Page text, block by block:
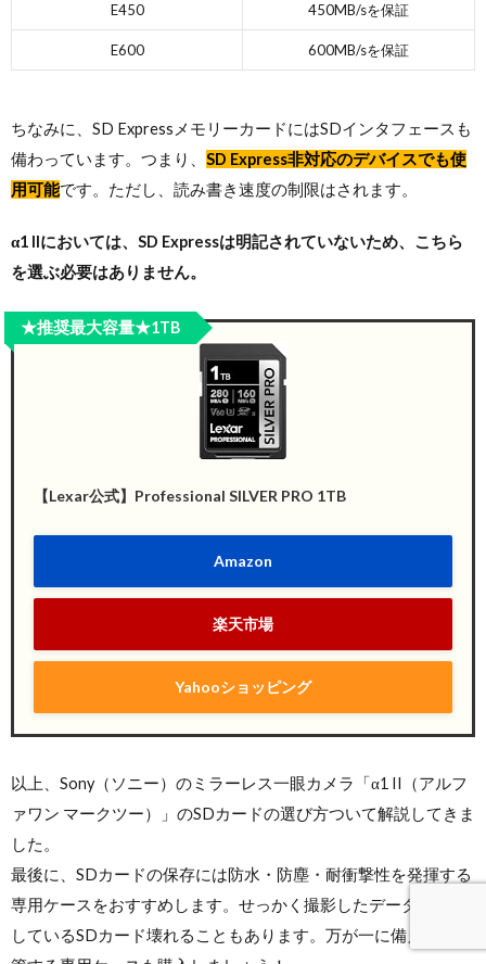
E450 450MB/sを保証
E600 600MB/sを保証
ちなみに、SD ExpressメモリーカードにはSDインタフェースも
備わっています。つまり、 SD Express非対応のデバイスでも使
用可能です。ただし、読み書き速度の制限はされます。
α1 IIにおいては、SD Expressは明記されていないため、こちら
を選ぶ必要はありません。
【Lexar公式】Professional SILVER PRO 1TB
Amazon
楽天市場
Yahooショッピング
★推奨最大容量★1TB
以上、Sony（ソニー）のミラーレス一眼カメラ「α1 II（アルフ
ァワン マークツー）」のSDカードの選び方ついて解説してきま
した。
最後に、SDカードの保存には防水・防塵・耐衝撃性を発揮する
専用ケースをおすすめします。せっかく撮影したデータを保管
しているSDカード壊れることもあります。万が一に備えて、保